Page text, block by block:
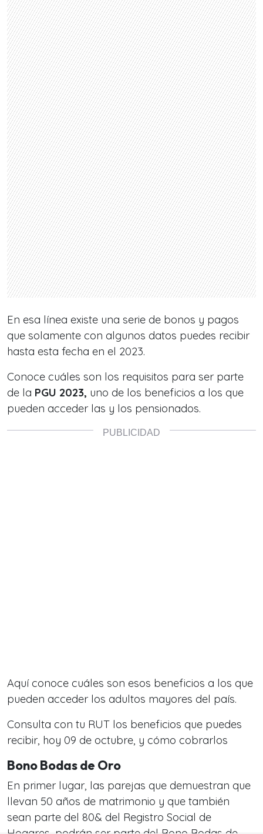
En esa línea existe una serie de bonos y pagos
que solamente con algunos datos puedes recibir
hasta esta fecha en el 2023.
Conoce cuáles son los requisitos para ser parte
de la PGU 2023, uno de los beneficios a los que
pueden acceder las y los pensionados.
Aquí conoce cuáles son esos beneficios a los que
pueden acceder los adultos mayores del país.
Consulta con tu RUT los beneficios que puedes
recibir, hoy 09 de octubre, y cómo cobrarlos
Bono Bodas de Oro
En primer lugar, las parejas que demuestran que
llevan 50 años de matrimonio y que también
sean parte del 80& del Registro Social de